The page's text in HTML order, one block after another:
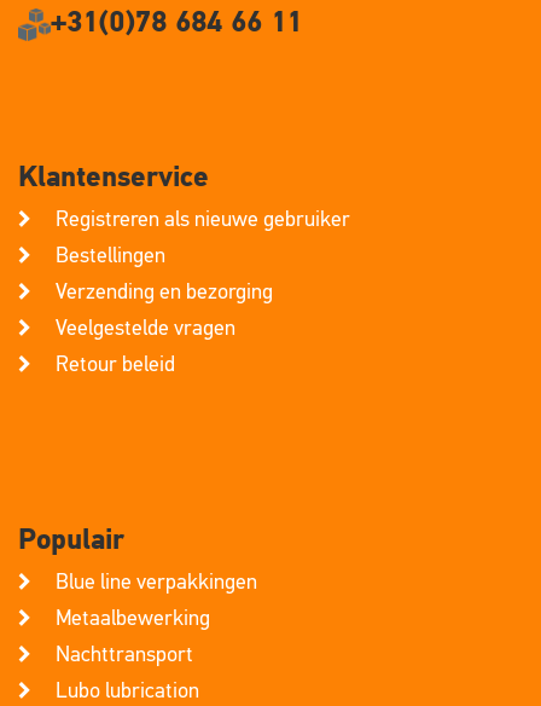
+31(0)78 684 66 11
Klantenservice
Registreren als nieuwe gebruiker
Bestellingen
Verzending en bezorging
Veelgestelde vragen
Retour beleid
Populair
Blue line verpakkingen
Metaalbewerking
Nachttransport
Lubo lubrication